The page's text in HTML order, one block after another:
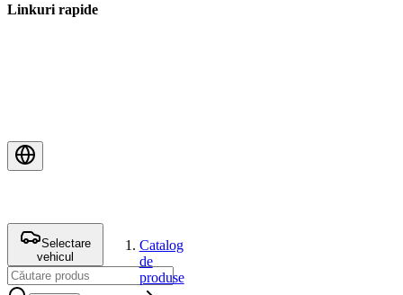
Linkuri rapide
Selectare
vehicul
Catalog
de
produse